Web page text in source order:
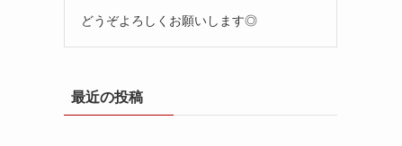
どうぞよろしくお願いします◎
最近の投稿